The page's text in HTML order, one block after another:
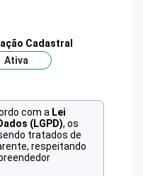
Cadastral
Ativa
com a Lei
(LGPD), os
tratados de
respeitando